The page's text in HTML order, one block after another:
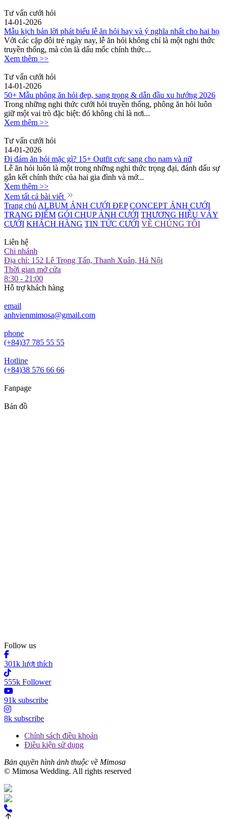
Tư vấn cưới hỏi
14-01-2026
Mẫu kịch bản lời phát biểu lễ ăn hỏi hay và ý nghĩa nhất cho hai họ
Với các cặp đôi trẻ ngày nay, lễ ăn hỏi không chỉ là một nghi thức
truyền thống, mà còn là dấu mốc chính thức...
Xem thêm >>
Tư vấn cưới hỏi
14-01-2026
50+ Mẫu phông ăn hỏi đẹp, sang trọng & dẫn đầu xu hướng 2026
Trong những nghi thức cưới hỏi truyền thống, phông ăn hỏi luôn
giữ một vai trò đặc biệt: đó không chỉ là nơi...
Xem thêm >>
Tư vấn cưới hỏi
14-01-2026
Đi đám ăn hỏi mặc gì? 15+ Outfit cực sang cho nam và nữ
Lễ ăn hỏi luôn là một trong những nghi thức trọng đại, đánh dấu sự
gắn kết chính thức của hai gia đình và mở...
Xem thêm >>
Xem tất cả bài viết
Trang chủALBUM ẢNH CƯỚI ĐẸP CONCEPT ẢNH CƯỚI
TRANG ĐIỂM GÓI CHỤP ẢNH CƯỚI THƯƠNG HIỆU VÁY
CƯỚI KHÁCH HÀNG TIN TỨC CƯỚI VỀ CHÚNG TÔI
Liên hệ
Chi nhánh
Địa chỉ: 152 Lê Trọng Tấn, Thanh Xuân, Hà Nội
Thời gian mở cửa
8:30 - 21:00
Hỗ trợ khách hàng
email
anhvienmimosa@gmail.com
phone
(+84)37 785 55 55
Hotline
(+84)38 576 66 66
Fanpage
Bản đồ
Follow us
301k lượt thích
555k Follower
91k subscribe
8k subscribe
Chính sách điều khoản
Điều kiện sử dụng
Bản quyền hình ảnh thuộc về Mimosa
© Mimosa Wedding. All rights reserved